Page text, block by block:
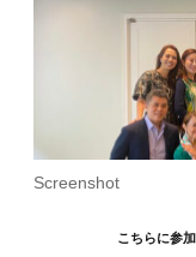
Screenshot
こちらに参